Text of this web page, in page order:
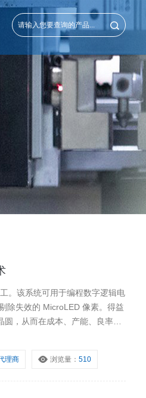
。该系统可用于编程数字逻辑电
除失效的 MicroLED 像素。得益
，从而在成本、产能、良率和
理商 浏览量：510